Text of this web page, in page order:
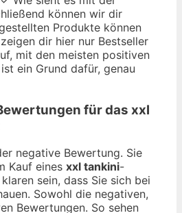
können wir dir
Produkte können
dir hier nur Bestseller
mit den meisten positiven
ein Grund dafür, genau
für das xxl
negative Bewertung. Sie
Kauf eines xxl tankini-
sein, dass Sie sich bei
Sowohl die negativen,
Bewertungen. So sehen